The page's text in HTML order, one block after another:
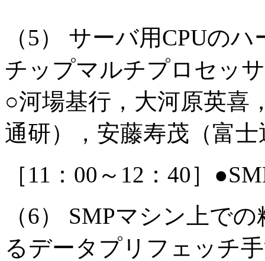
（5） サーバ用CPUの
チップマルチプロセッ
○河場基行，大河原英
通研），安藤寿茂（富士
［11：00～12：40］
（6） SMPマシン上で
るデータプリフェッチ